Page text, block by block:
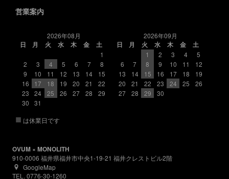
営業案内
2026年08月
日
月 火 水 木 金
土
1
2
3 4 5 6 7
8
9
10 11 12 13 14
15
16
17 18 19 20 21
22
23
24 25 26 27 28
29
30
31
2026年09月
日
月 火 水 木 金
土
1
2 3 4
5
6
7 8 9 10 11
12
13
14 15 16 17 18
19
20
21 22 23 24 25
26
27
28 29 30
■ は休業日です
OVUM × MONOLITH
910-0006 福井県福井市中央1-19-21 福井クレストビル2階
GoogleMap
TEL. 0776-30-1260